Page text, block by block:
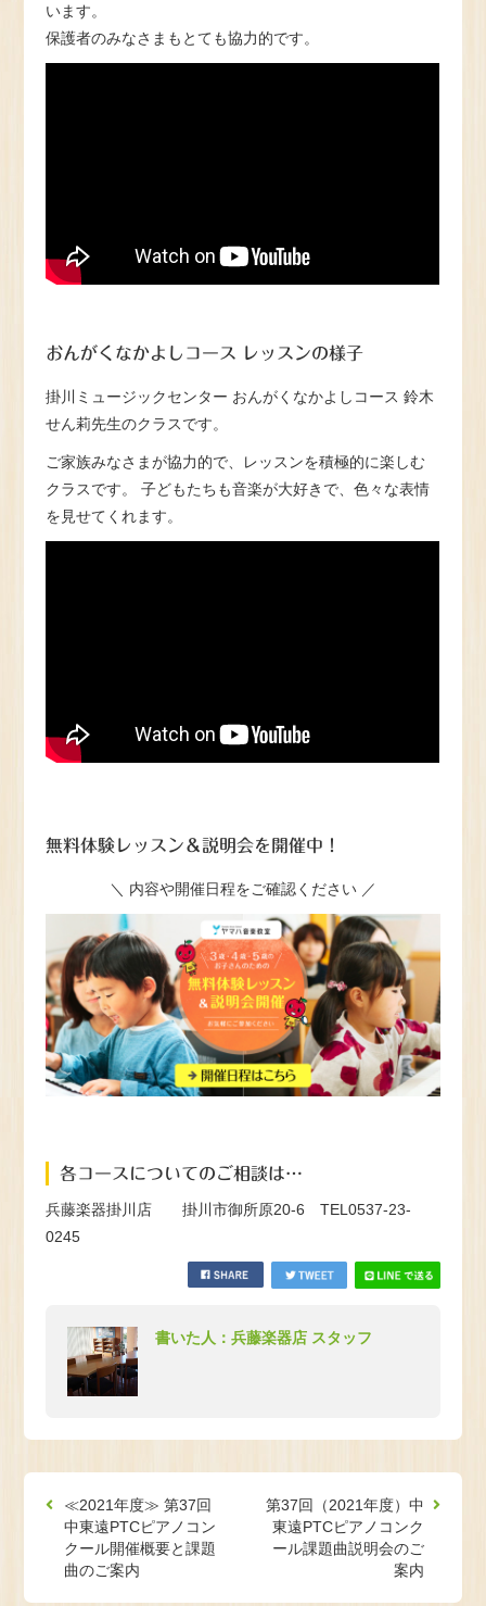
います。
保護者のみなさまもとても協力的です。
おんがくなかよしコース レッスンの様子
掛川ミュージックセンター おんがくなかよしコース 鈴木
せん莉先生のクラスです。
ご家族みなさまが協力的で、レッスンを積極的に楽しむ
クラスです。 子どもたちも音楽が大好きで、色々な表情
を見せてくれます。
無料体験レッスン＆説明会を開催中！
＼ 内容や開催日程をご確認ください ／
各コースについてのご相談は…
兵藤楽器掛川店 掛川市御所原20-6 TEL0537-23-
0245
書いた人：兵藤楽器店 スタッフ
≪2021年度≫ 第37回
中東遠PTCピアノコン
クール開催概要と課題
曲のご案内
第37回（2021年度）中
東遠PTCピアノコンク
ール課題曲説明会のご
案内